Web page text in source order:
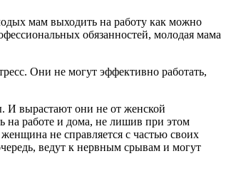
мам выходить на работу как можно
обязанностей, молодая мама
Они не могут эффективно работать,
И вырастают они не от женской
на работе и дома, не лишив при этом
не справляется с частью своих
ведут к нервным срывам и могут